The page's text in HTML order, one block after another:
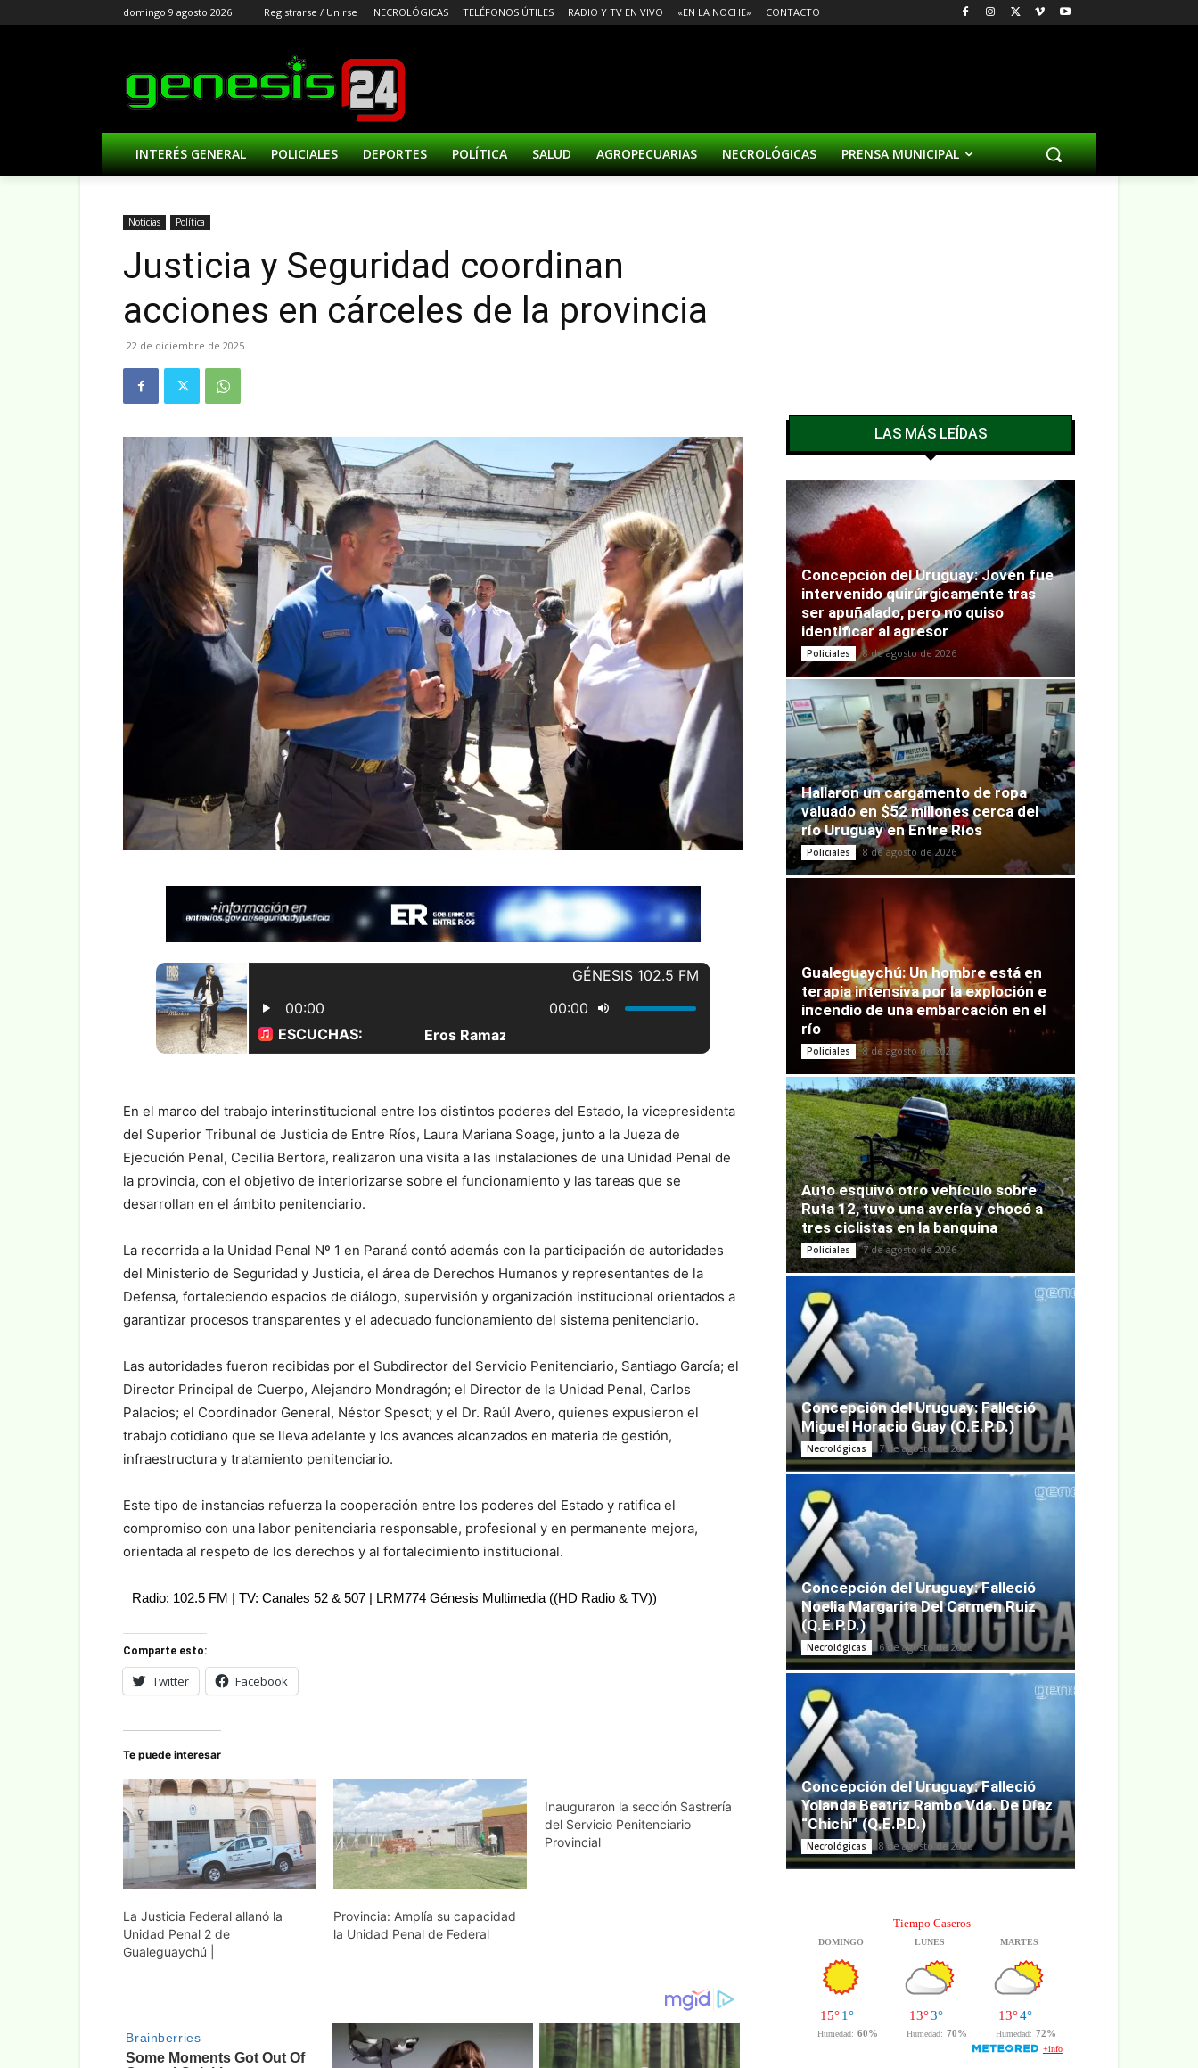
domingo 9 agosto 2026 Registrarse / Unirse NECROLÓGICAS TELÉFONOS ÚTILES RADIO Y TV EN VIVO «EN LA NOCHE» CONTACTO
INTERÉS GENERAL POLICIALES DEPORTES POLÍTICA SALUD AGROPECUARIAS NECROLÓGICAS PRENSA MUNICIPAL
Noticias Política
Justicia y Seguridad coordinan
acciones en cárceles de la provincia
22 de diciembre de 2025
En el marco del trabajo interinstitucional entre los distintos poderes del Estado, la vicepresidenta
del Superior Tribunal de Justicia de Entre Ríos, Laura Mariana Soage, junto a la Jueza de
Ejecución Penal, Cecilia Bertora, realizaron una visita a las instalaciones de una Unidad Penal de
la provincia, con el objetivo de interiorizarse sobre el funcionamiento y las tareas que se
desarrollan en el ámbito penitenciario.
La recorrida a la Unidad Penal Nº 1 en Paraná contó además con la participación de autoridades
del Ministerio de Seguridad y Justicia, el área de Derechos Humanos y representantes de la
Defensa, fortaleciendo espacios de diálogo, supervisión y organización institucional orientados a
garantizar procesos transparentes y el adecuado funcionamiento del sistema penitenciario.
Las autoridades fueron recibidas por el Subdirector del Servicio Penitenciario, Santiago García; el
Director Principal de Cuerpo, Alejandro Mondragón; el Director de la Unidad Penal, Carlos
Palacios; el Coordinador General, Néstor Spesot; y el Dr. Raúl Avero, quienes expusieron el
trabajo cotidiano que se lleva adelante y los avances alcanzados en materia de gestión,
infraestructura y tratamiento penitenciario.
Este tipo de instancias refuerza la cooperación entre los poderes del Estado y ratifica el
compromiso con una labor penitenciaria responsable, profesional y en permanente mejora,
orientada al respeto de los derechos y al fortalecimiento institucional.
Radio: 102.5 FM | TV: Canales 52 & 507 | LRM774 Génesis Multimedia ((HD Radio & TV))
Comparte esto:
Twitter Facebook
Te puede interesar
La Justicia Federal allanó la
Unidad Penal 2 de
Gualeguaychú |
Provincia: Amplía su capacidad
la Unidad Penal de Federal
Inauguraron la sección Sastrería
del Servicio Penitenciario
Provincial
LAS MÁS LEÍDAS
Concepción del Uruguay: Joven fue
intervenido quirúrgicamente tras
ser apuñalado, pero no quiso
identificar al agresor
Policiales 8 de agosto de 2026
Hallaron un cargamento de ropa
valuado en $52 millones cerca del
río Uruguay en Entre Ríos
Policiales 8 de agosto de 2026
Gualeguaychú: Un hombre está en
terapia intensiva por la exploción e
incendio de una embarcación en el
río
Policiales 8 de agosto de 2026
Auto esquivó otro vehículo sobre
Ruta 12, tuvo una avería y chocó a
tres ciclistas en la banquina
Policiales 7 de agosto de 2026
Concepción del Uruguay: Falleció
Miguel Horacio Guay (Q.E.P.D.)
Necrológicas 7 de agosto de 2026
Concepción del Uruguay: Falleció
Noelia Margarita Del Carmen Ruiz
(Q.E.P.D.)
Necrológicas 6 de agosto de 2026
Concepción del Uruguay: Falleció
Yolanda Beatriz Rambo Vda. De Díaz
“Chichi” (Q.E.P.D.)
Necrológicas 8 de agosto de 2026